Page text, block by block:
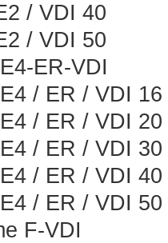
/ VDI 40
/ VDI 50
ER-VDI
/ ER / VDI 16
/ ER / VDI 20
/ ER / VDI 30
/ ER / VDI 40
/ ER / VDI 50
F-VDI